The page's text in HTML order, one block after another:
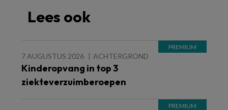
Lees ook
7 AUGUSTUS 2026 ACHTERGROND
Kinderopvang in top 3
ziekteverzuimberoepen